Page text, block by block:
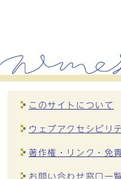
このサイトについて
ウェブアクセシビリ
著作権・リンク・免
お問い合わせ窓口一